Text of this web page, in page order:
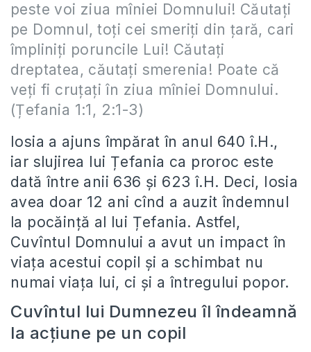
peste voi ziua mîniei Domnului! Căutaţi
pe Domnul, toţi cei smeriţi din ţară, cari
împliniţi poruncile Lui! Căutaţi
dreptatea, căutaţi smerenia! Poate că
veţi fi cruţaţi în ziua mîniei Domnului.
(Țefania 1:1, 2:1-3)
Iosia a ajuns împărat în anul 640 î.H.,
iar slujirea lui Țefania ca proroc este
dată între anii 636 și 623 î.H. Deci, Iosia
avea doar 12 ani cînd a auzit îndemnul
la pocăință al lui Țefania. Astfel,
Cuvîntul Domnului a avut un impact în
viața acestui copil și a schimbat nu
numai viața lui, ci și a întregului popor.
Cuvîntul lui Dumnezeu îl îndeamnă
la acțiune pe un copil